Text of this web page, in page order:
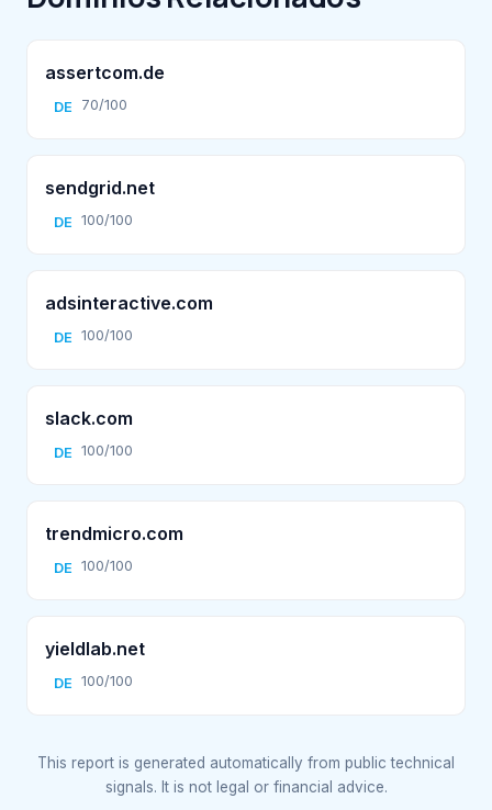
assertcom.de
DE 70/100
sendgrid.net
DE 100/100
adsinteractive.com
DE 100/100
slack.com
DE 100/100
trendmicro.com
DE 100/100
yieldlab.net
DE 100/100
This report is generated automatically from public technical
signals. It is not legal or financial advice.